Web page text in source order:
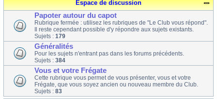
Espace de discussion
Papoter autour du capot
Rubrique fermée : utilisez les rubriques de "Le Club vous répond".
Il reste cependant possible d'y répondre aux sujets existants.
Sujets : 179
Généralités
Pour les sujets n'entrant pas dans les forums précédents.
Sujets : 384
Vous et votre Frégate
Cette rubrique vous permet de vous présenter, vous et votre
Frégate, que vous soyez ancien ou nouveau membre du Club.
Sujets : 83